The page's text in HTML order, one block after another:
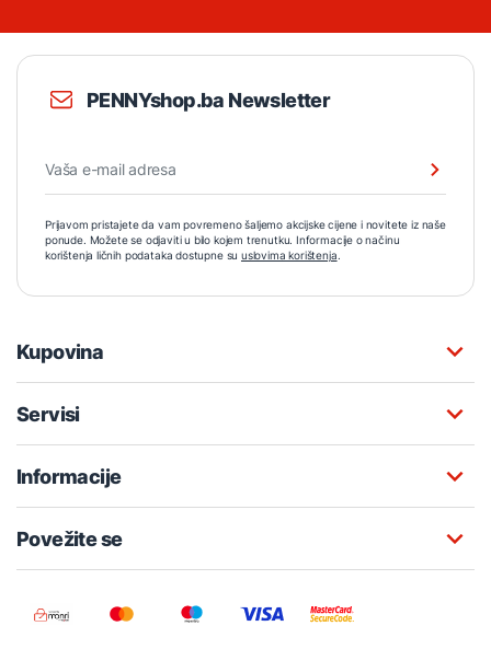
PENNYshop.ba Newsletter
Prijavom pristajete da vam povremeno šaljemo akcijske cijene i novitete iz naše
ponude. Možete se odjaviti u bilo kojem trenutku. Informacije o načinu
korištenja ličnih podataka dostupne su uslovima korištenja.
Kupovina
Servisi
Informacije
Povežite se